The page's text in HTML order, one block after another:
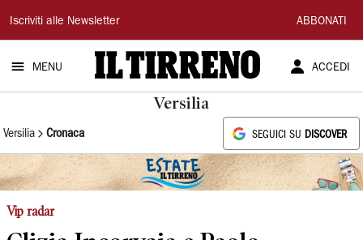
Il
Tirreno
Iscriviti alle Newsletter ABBONATI
MENU ACCEDI
Versilia
Versilia Cronaca SEGUICI SU DISCOVER
Vip radar